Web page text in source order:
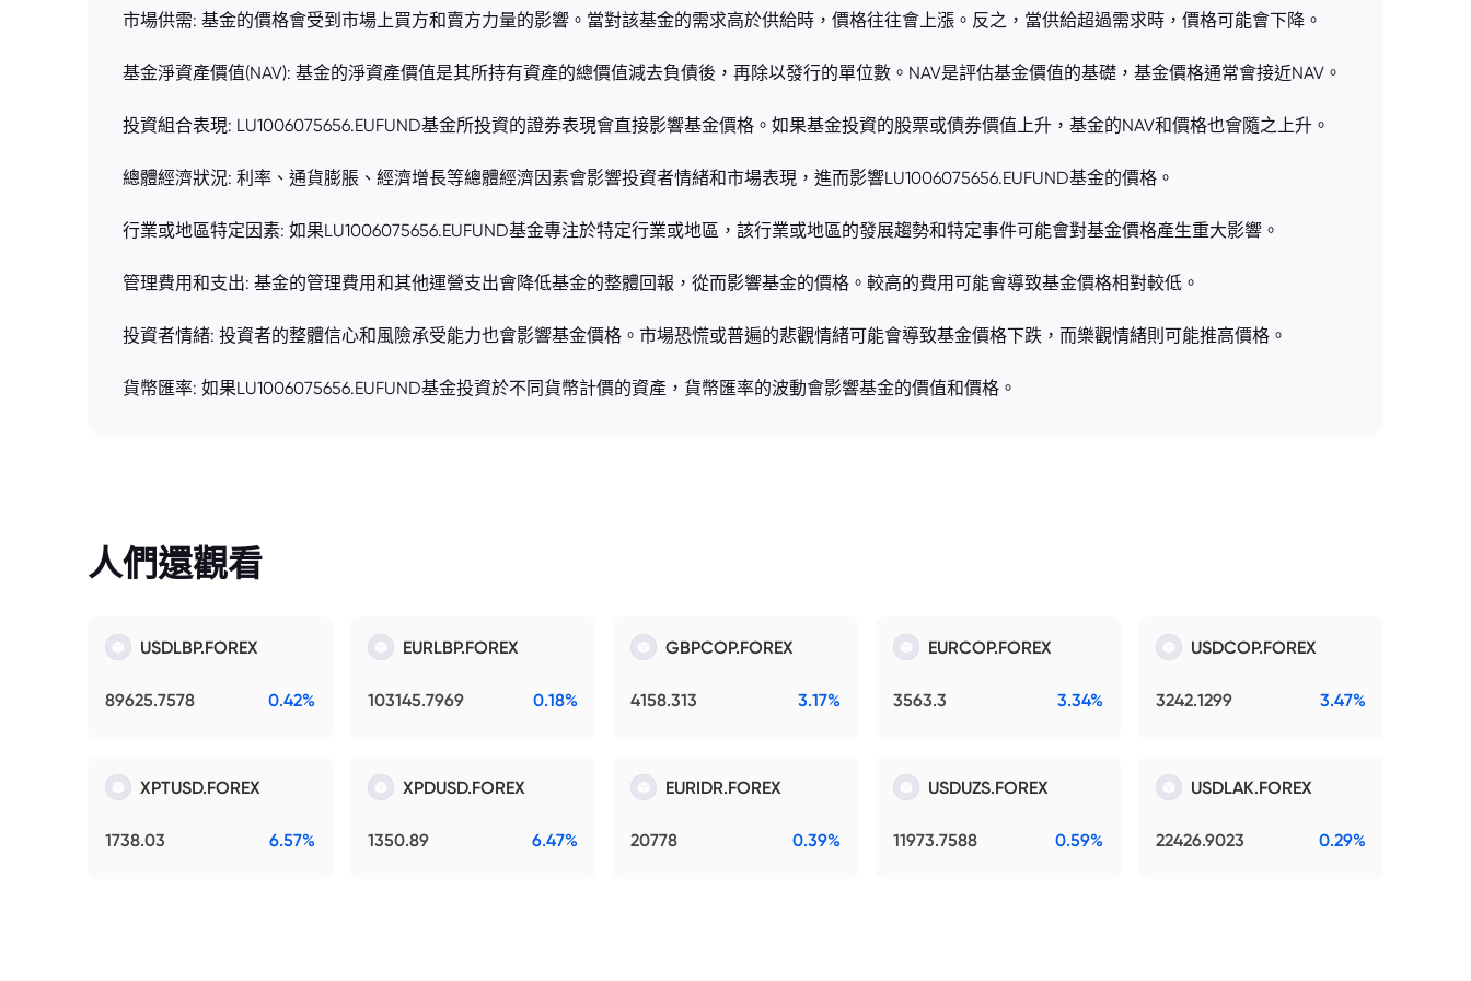
市場供需: 基金的價格會受到市場上買方和賣方力量的影響。當對該基金的需求高於供給時，價格往往會上漲。反之，當供給超過需求時，價格可能會下降。
基金淨資產價值(NAV): 基金的淨資產價值是其所持有資產的總價值減去負債後，再除以發行的單位數。NAV是評估基金價值的基礎，基金價格通常會接近NAV。
投資組合表現: LU1006075656.EUFUND基金所投資的證券表現會直接影響基金價格。如果基金投資的股票或債券價值上升，基金的NAV和價格也會隨之上升。
總體經濟狀況: 利率、通貨膨脹、經濟增長等總體經濟因素會影響投資者情緒和市場表現，進而影響LU1006075656.EUFUND基金的價格。
行業或地區特定因素: 如果LU1006075656.EUFUND基金專注於特定行業或地區，該行業或地區的發展趨勢和特定事件可能會對基金價格產生重大影響。
管理費用和支出: 基金的管理費用和其他運營支出會降低基金的整體回報，從而影響基金的價格。較高的費用可能會導致基金價格相對較低。
投資者情緒: 投資者的整體信心和風險承受能力也會影響基金價格。市場恐慌或普遍的悲觀情緒可能會導致基金價格下跌，而樂觀情緒則可能推高價格。
貨幣匯率: 如果LU1006075656.EUFUND基金投資於不同貨幣計價的資產，貨幣匯率的波動會影響基金的價值和價格。
人們還觀看
USDLBP.FOREX
89625.7578 0.42%
EURLBP.FOREX
103145.7969 0.18%
GBPCOP.FOREX
4158.313 3.17%
EURCOP.FOREX
3563.3 3.34%
USDCOP.FOREX
3242.1299 3.47%
XPTUSD.FOREX
1738.03 6.57%
XPDUSD.FOREX
1350.89 6.47%
EURIDR.FOREX
20778 0.39%
USDUZS.FOREX
11973.7588 0.59%
USDLAK.FOREX
22426.9023 0.29%